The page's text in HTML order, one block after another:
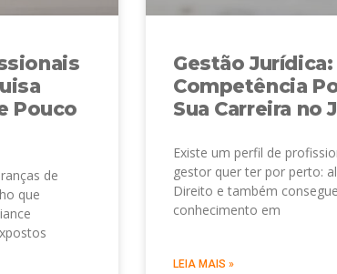
Pouco
de
que
Gestão
Competência
Sua Carreira no
Existe um perfil de
gestor quer ter por perto:
Direito e também
conhecimento em
LEIA MAIS »